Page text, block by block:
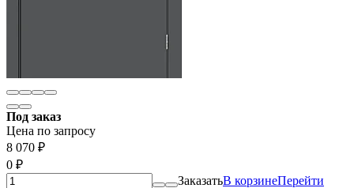
Под заказ
Цена по запросу
8 070 ₽
0 ₽
ЗаказатьВ корзинеПерейти